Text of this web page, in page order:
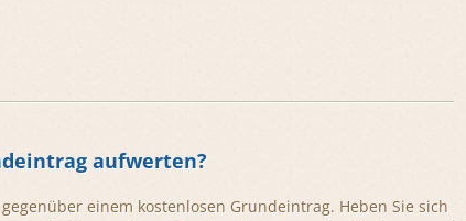
aufwerten?
einem kostenlosen Grundeintrag. Heben Sie sich